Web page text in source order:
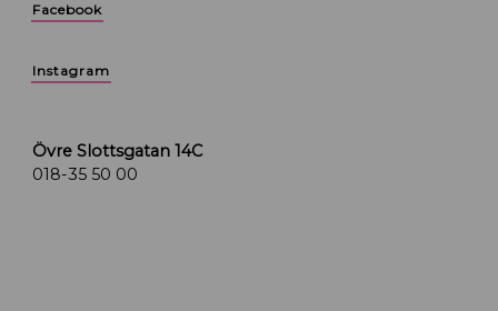
Facebook
Instagram
Övre Slottsgatan 14C
018-35 50 00